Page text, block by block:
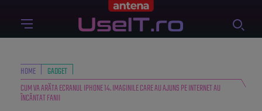
HOME
GADGET
CUM VA ARĂTA ECRANUL IPHONE 14. IMAGINILE CARE AU AJUNS PE INTERNET AU
ÎNCÂNTAT FANII